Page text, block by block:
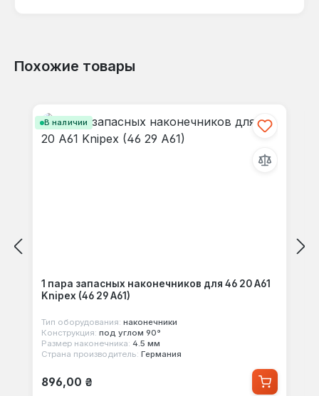
Похожие товары
В наличии
1 пара запасных наконечников для 46 20 A61
Knipex (46 29 A61)
Тип оборудования: наконечники
Конструкция: под углом 90°
Размер наконечника: 4.5 мм
Страна производитель: Германия
Обычная цена:
896,00 ₴